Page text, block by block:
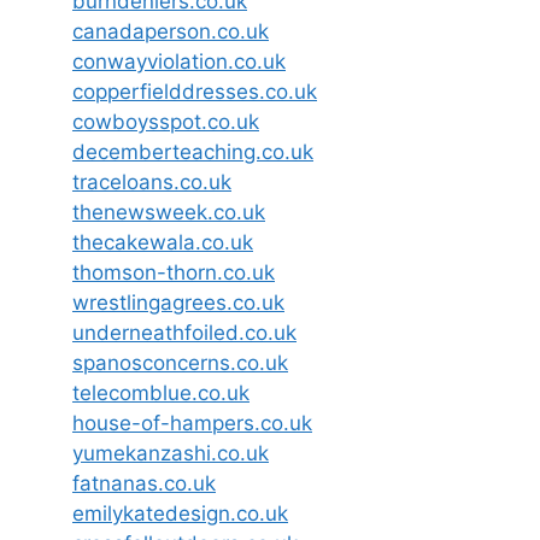
canadaperson.co.uk
conwayviolation.co.uk
copperfielddresses.co.uk
cowboysspot.co.uk
decemberteaching.co.uk
traceloans.co.uk
thenewsweek.co.uk
thecakewala.co.uk
thomson-thorn.co.uk
wrestlingagrees.co.uk
underneathfoiled.co.uk
spanosconcerns.co.uk
telecomblue.co.uk
house-of-hampers.co.uk
yumekanzashi.co.uk
fatnanas.co.uk
emilykatedesign.co.uk